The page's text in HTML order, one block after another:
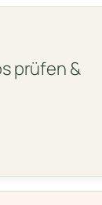
prüfen &